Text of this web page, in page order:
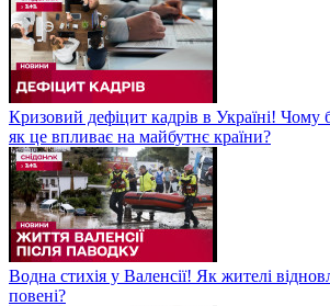
Кризовий дефіцит кадрів в Україні! Чому
як це впливає на майбутнє країни?
Водна стихія у Валенсії! Як жителі
повені?